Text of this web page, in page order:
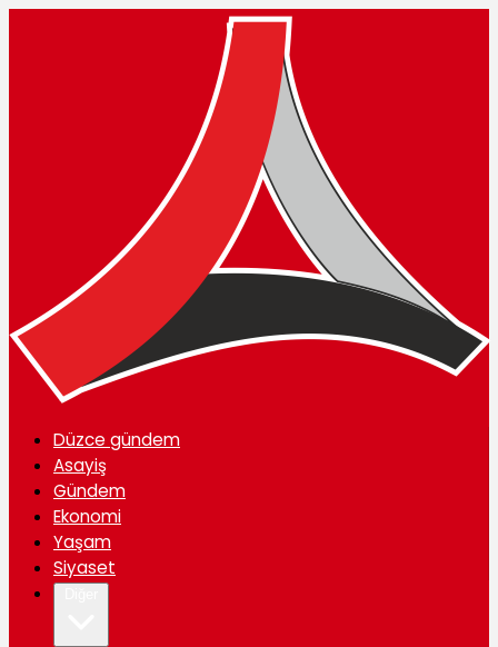
Düzce gündem
Asayiş
Gündem
Ekonomi
Yaşam
Siyaset